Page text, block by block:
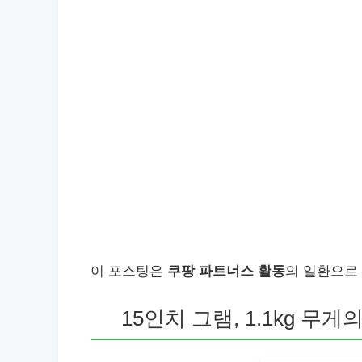
이 포스팅은 쿠팡 파트너스 활동의 일환으
15인치 그램, 1.1kg 무게